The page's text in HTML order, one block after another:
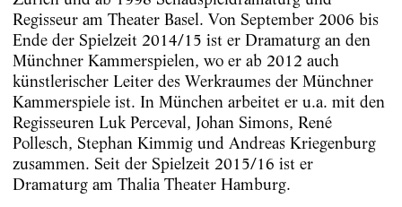
Regisseur am Theater Basel. Von September 2006 bis
Ende der Spielzeit 2014/15 ist er Dramaturg an den
Münchner Kammerspielen, wo er ab 2012 auch
künstlerischer Leiter des Werkraumes der Münchner
Kammerspiele ist. In München arbeitet er u.a. mit den
Regisseuren Luk Perceval, Johan Simons, René
Pollesch, Stephan Kimmig und Andreas Kriegenburg
zusammen. Seit der Spielzeit 2015/16 ist er
Dramaturg am Thalia Theater Hamburg.